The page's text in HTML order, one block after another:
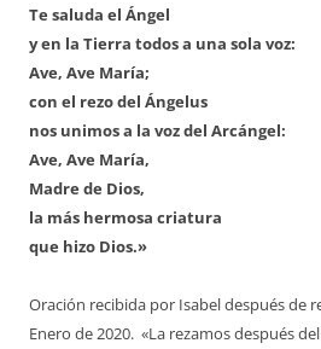
Te saluda el Ángel
y en la Tierra todos a una sola voz:
Ave, Ave María;
con el rezo del Ángelus
nos unimos a la voz del Arcángel:
Ave, Ave María,
Madre de Dios,
la más hermosa criatura
que hizo Dios.»
Oración recibida por Isabel después de
Enero de 2020. «La rezamos después